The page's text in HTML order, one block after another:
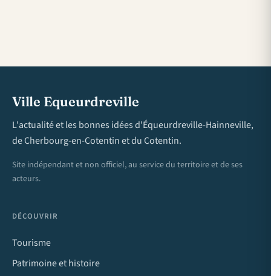
Ville Equeurdreville
L'actualité et les bonnes idées d'Équeurdreville-Hainneville,
de Cherbourg-en-Cotentin et du Cotentin.
Site indépendant et non officiel, au service du territoire et de ses
acteurs.
DÉCOUVRIR
Tourisme
Patrimoine et histoire